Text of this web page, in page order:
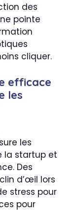
des
pointe
cliquer.
efficace
les
les
la startup et
Des
d’œil lors
stress pour
pour